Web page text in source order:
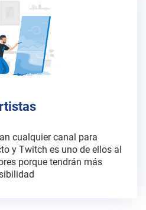
cualquier canal para
y Twitch es uno de ellos al
porque tendrán más